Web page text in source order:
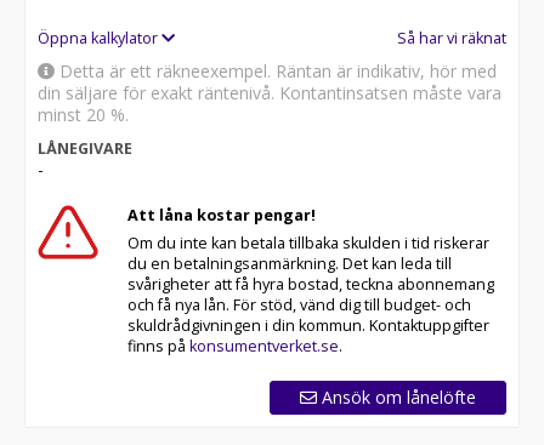
Öppna kalkylator Så har vi räknat
Detta är ett räkneexempel. Räntan är indikativ, hör med
din säljare för exakt räntenivå. Kontantinsatsen måste vara
minst 20 %.
LÅNEGIVARE
-
Att låna kostar pengar!
Om du inte kan betala tillbaka skulden i tid riskerar
du en betalningsanmärkning. Det kan leda till
svårigheter att få hyra bostad, teckna abonnemang
och få nya lån. För stöd, vänd dig till budget- och
skuldrådgivningen i din kommun. Kontaktuppgifter
finns på konsumentverket.se.
Ansök om lånelöfte